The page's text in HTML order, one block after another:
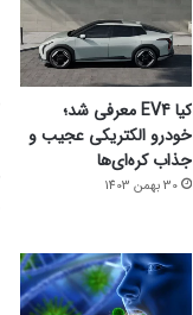
کیا EV4 معرفی شد؛
خودرو الکتریکی عجیب و
جذاب کره‌ای‌ها
30 بهمن 1403